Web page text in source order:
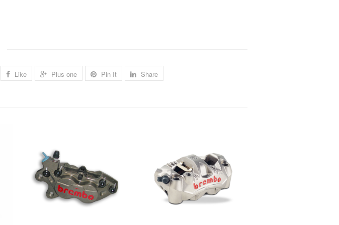
Like Plus one Pin It Share